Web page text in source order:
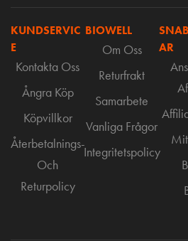
KUNDSERVIC
E
Kontakta Oss
Ångra Köp
Köpvillkor
Återbetalnings-
Och
Returpolicy
BIOWELL
Om Oss
Returfrakt
Samarbete
Vanliga Frågor
Integritetspolicy
AR